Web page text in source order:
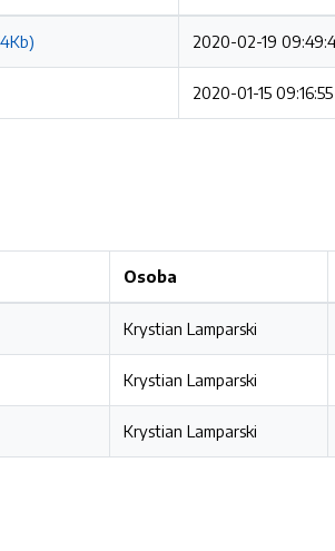
2020-02-19
2020-01-15 09:16:55
Osoba
Krystian Lamparski
Krystian Lamparski
Krystian Lamparski